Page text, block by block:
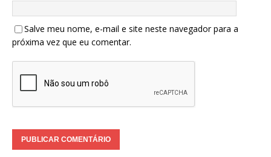
Salve meu nome, e-mail e site neste navegador para a
próxima vez que eu comentar.